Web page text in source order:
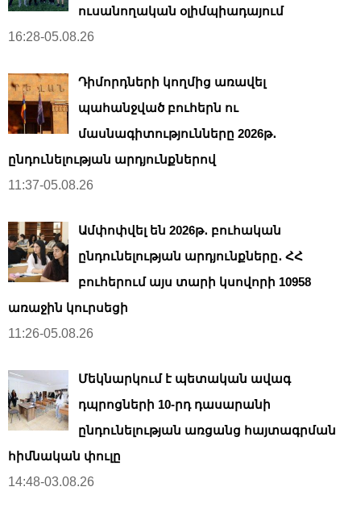
ուսանողական օլիմպիադայում
16:28-05.08.26
Դիմորդների կողմից առավել
պահանջված բուհերն ու
մասնագիտությունները 2026թ․
ընդունելության արդյունքներով
11:37-05.08.26
Ամփոփվել են 2026թ․ բուհական
ընդունելության արդյունքները․ ՀՀ
բուհերում այս տարի կսովորի 10958
առաջին կուրսեցի
11:26-05.08.26
Մեկնարկում է պետական ավագ
դպրոցների 10-րդ դասարանի
ընդունելության առցանց հայտագրման
հիմնական փուլը
14:48-03.08.26